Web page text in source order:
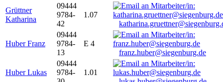
Grüttner
Katharina
09444
9784-
42
1.07
Huber Franz
09444
9784-
13
E 4
franz.huber@siegenburg.de
Huber Lukas
09444
9784-
1.01